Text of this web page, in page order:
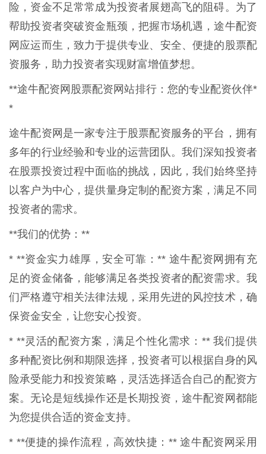
险，资金不足常常成为投资者展翅高飞的阻碍。为了
帮助投资者突破资金瓶颈，把握市场机遇，途牛配资
网应运而生，致力于提供专业、安全、便捷的股票配
资服务，助力投资者实现财富增值梦想。
**途牛配资网股票配资网站排行：您的专业配资伙伴*
*
途牛配资网是一家专注于股票配资服务的平台，拥有
多年的行业经验和专业的运营团队。我们深知投资者
在股票投资过程中面临的挑战，因此，我们始终坚持
以客户为中心，提供量身定制的配资方案，满足不同
投资者的需求。
**我们的优势：**
* **资金实力雄厚，安全可靠：** 途牛配资网拥有充
足的资金储备，能够满足各类投资者的配资需求。我
们严格遵守相关法律法规，采用先进的风控技术，确
保资金安全，让您安心投资。
* **灵活的配资方案，满足个性化需求：** 我们提供
多种配资比例和期限选择，投资者可以根据自身的风
险承受能力和投资策略，灵活选择适合自己的配资方
案。无论是短线操作还是长期投资，途牛配资网都能
为您提供合适的资金支持。
* **便捷的操作流程，高效快捷：** 途牛配资网采用